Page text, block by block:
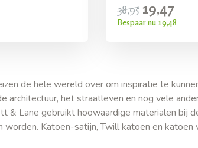
38,95 19,47
Bespaar nu 19,48
de hele wereld over om inspiratie te
architectuur, het straatleven en nog vele
& Lane gebruikt hoowaardige materialen bij
Katoen-satijn, Twill katoen en katoen